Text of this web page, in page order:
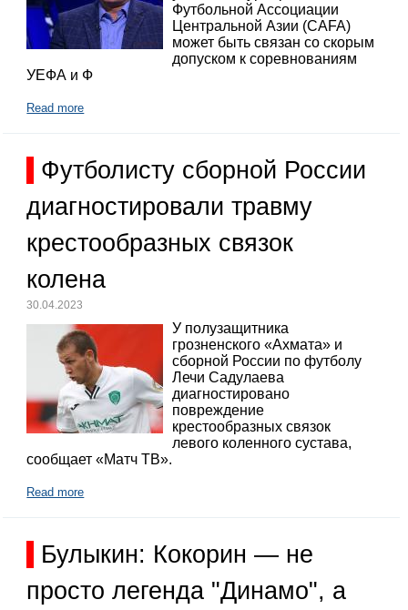
Футбольной Ассоциации
Центральной Азии (CAFA)
может быть связан со скорым
допуском к соревнованиям
УЕФА и Ф
Read more
Футболисту сборной России
диагностировали травму
крестообразных связок
колена
30.04.2023
У полузащитника
грозненского «Ахмата» и
сборной России по футболу
Лечи Садулаева
диагностировано
повреждение
крестообразных связок
левого коленного сустава,
сообщает «Матч ТВ».
Read more
Булыкин: Кокорин — не
просто легенда "Динамо", а